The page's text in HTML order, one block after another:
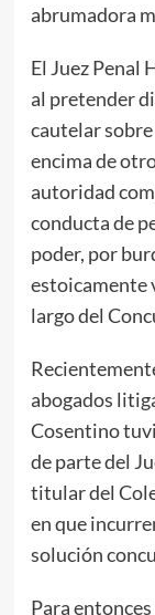
abrumadora
El Juez Penal
al pretender
cautelar sobre
encima de
autoridad
conducta de
poder, por
estoicamente
largo del
abogados
Cosentino
de parte del
titular del
en que
solución
Para